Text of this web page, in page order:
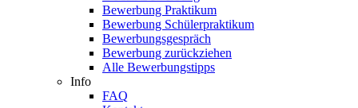
Bewerbung Praktikum
Bewerbung Schülerpraktikum
Bewerbungsgespräch
Bewerbung zurückziehen
Alle Bewerbungstipps
Info
FAQ